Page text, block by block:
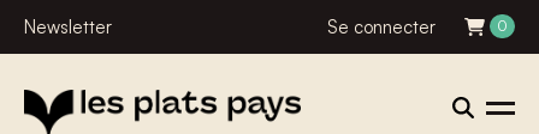
Newsletter Se connecter 0